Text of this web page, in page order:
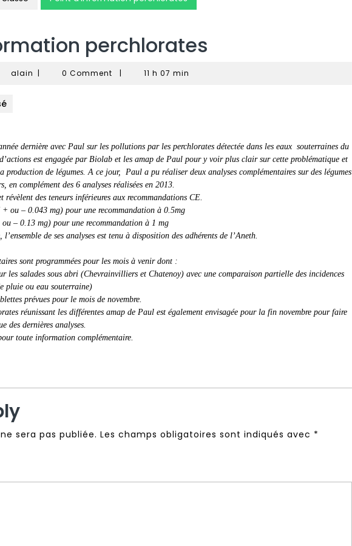
perchlorates
alain alain
| 0 Comment | 11 h 07 min
dernière avec Paul sur les pollutions par les perchlorates détectée dans les eaux souterraines du
est engagée par Biolab et les amap de Paul pour y voir plus clair sur cette problématique et
production de légumes. A ce jour, Paul a pu réaliser deux analyses complémentaires sur des légumes
en complément des 6 analyses réalisées en 2013.
révèlent des teneurs inférieures aux recommandations CE.
ou – 0.043 mg) pour une recommandation à 0.5mg
– 0.13 mg) pour une recommandation à 1 mg
de ses analyses est tenu à disposition des adhérents de l’Aneth.
sont programmées pour les mois à venir dont :
les salades sous abri (Chevrainvilliers et Chatenoy) avec une comparaison partielle des incidences
pluie ou eau souterraine)
prévues pour le mois de novembre.
réunissant les différentes amap de Paul est également envisagée pour la fin novembre pour faire
des dernières analyses.
toute information complémentaire.
sera pas publiée. Les champs obligatoires sont indiqués avec *